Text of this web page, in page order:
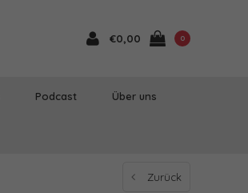
€0,00 0
Podcast Über uns
Zurück